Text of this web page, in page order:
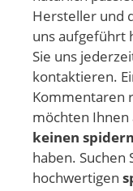
Hersteller und
uns aufgeführt
Sie uns
kontaktieren.
Kommentaren
möchten Ihnen
keinen
haben. Suchen
hochwertigen